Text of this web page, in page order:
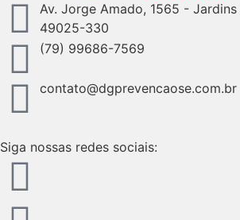
Av. Jorge Amado, 1565 - Jardins
49025-330
(79) 99686-7569
contato@dgprevencaose.com.br
Siga nossas redes sociais: